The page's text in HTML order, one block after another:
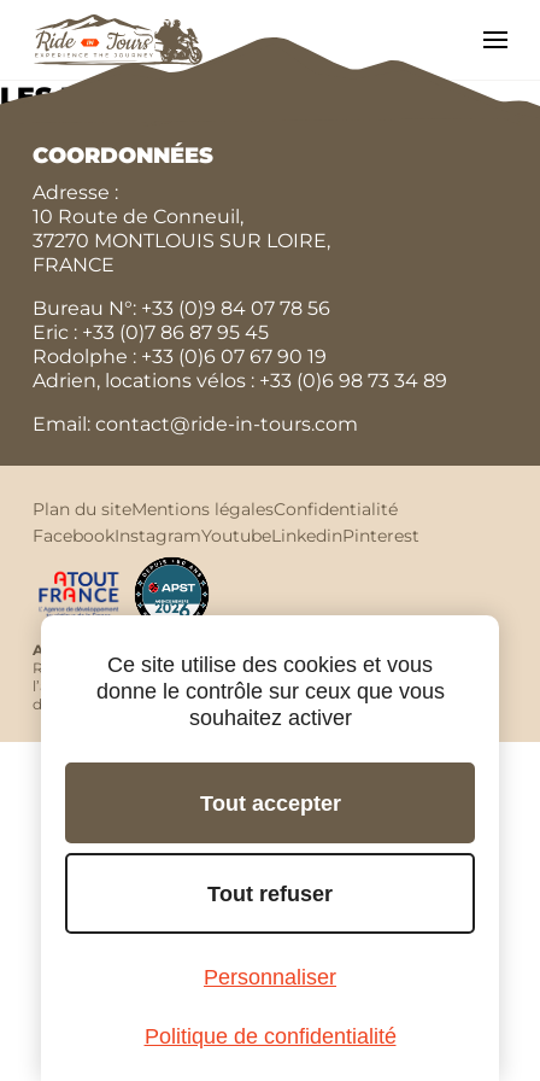
LES POUILLES (LIBERTÉ)
COORDONNÉES
Adresse :
10 Route de Conneuil,
37270 MONTLOUIS SUR LOIRE,
FRANCE
Bureau N°: +33 (0)9 84 07 78 56
Eric : +33 (0)7 86 87 95 45
Rodolphe : +33 (0)6 07 67 90 19
Adrien, locations vélos : +33 (0)6 98 73 34 89
Email: contact@ride-in-tours.com
Plan du siteMentions légalesConfidentialité
FacebookInstagramYoutubeLinkedinPinterest
Avec Ride in Tours vous êtes protégés !
RIDE IN TOURS est une agence de voyage à moto agréée par
l’autorité de tourisme française Atout France sous le numéro
de licence IM037150002.
Ce site utilise des cookies et vous
donne le contrôle sur ceux que vous
souhaitez activer
Tout accepter
Tout refuser
Personnaliser
Politique de confidentialité